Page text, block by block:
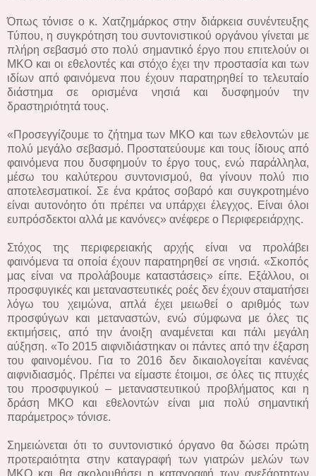
Όπως τόνισε ο κ. Χατζημάρκος στην διάρκεια συνέντευξης
Τύπου, η συγκρότηση του συντονιστικού οργάνου γίνεται με
πλήρη σεβασμό στο πολύ σημαντικό έργο που επιτελούν οι
ΜΚΟ και οι εθελοντές και στόχο έχει την προστασία και των
ιδίων από φαινόμενα που έχουν παρατηρηθεί το τελευταίο
διάστημα σε ορισμένα νησιά και δυσφημούν την
δραστηριότητά τους.
«Προσεγγίζουμε το ζήτημα των ΜΚΟ και των εθελοντών με
πολύ μεγάλο σεβασμό. Προστατεύουμε και τους ίδιους από
φαινόμενα που δυσφημούν το έργο τους, ενώ παράλληλα,
μέσω του καλύτερου συντονισμού, θα γίνουν πολύ πιο
αποτελεσματικοί. Σε ένα κράτος σοβαρό και συγκροτημένο
είναι αυτονόητο ότι πρέπει να υπάρχει έλεγχος. Είναι όλοι
ευπρόσδεκτοι αλλά με κανόνες» ανέφερε ο Περιφερειάρχης.
Στόχος της περιφερειακής αρχής είναι να προλάβει
φαινόμενα τα οποία έχουν παρατηρηθεί σε νησιά. «Σκοπός
μας είναι να προλάβουμε καταστάσεις» είπε. Εξάλλου, οι
προσφυγικές και μεταναστευτικές ροές δεν έχουν σταματήσει
λόγω του χειμώνα, απλά έχει μειωθεί ο αριθμός των
προσφύγων και μεταναστών, ενώ σύμφωνα με όλες τις
εκτιμήσεις, από την άνοιξη αναμένεται και πάλι μεγάλη
αύξηση. «Το 2015 αιφνιδιάστηκαν οι πάντες από την έξαρση
του φαινομένου. Για το 2016 δεν δικαιολογείται κανένας
αιφνιδιασμός. Πρέπει να είμαστε έτοιμοι, σε όλες τις πτυχές
του προσφυγικού – μεταναστευτικού προβλήματος και η
δράση ΜΚΟ και εθελοντών είναι μια πολύ σημαντική
παράμετρος» τόνισε.
Σημειώνεται ότι το συντονιστικό όργανο θα δώσει πρώτη
προτεραιότητα στην καταγραφή των γιατρών μελών των
ΜΚΟ και θα ακολουθήσει η καταγραφή των ανεξάρτητων